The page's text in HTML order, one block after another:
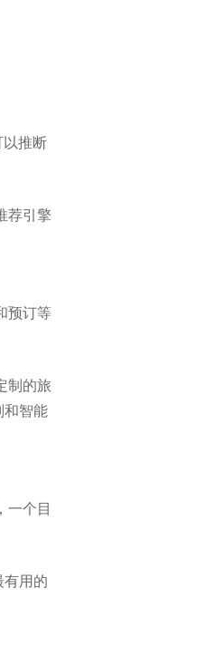
推断
荐引擎
预订等
制的旅
和智能
一个目
用的